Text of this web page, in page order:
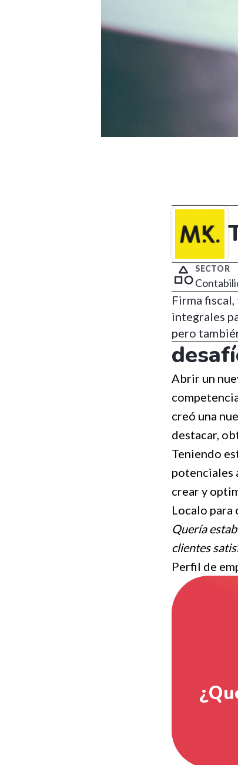
SECTOR
Firma
integrales
pero
Abrir un
creó una
destacar,
Teniendo
potenciales
crear y
Localo para
Quería
clientes
Perfil de